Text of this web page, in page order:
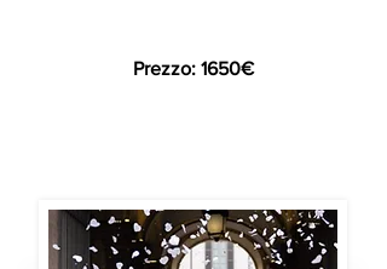
Prezzo: 1650€